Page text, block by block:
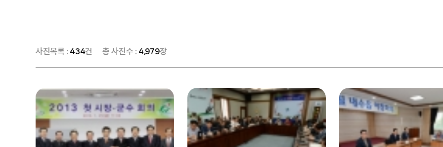
사진목록 : 434건 총 사진수 : 4,979장